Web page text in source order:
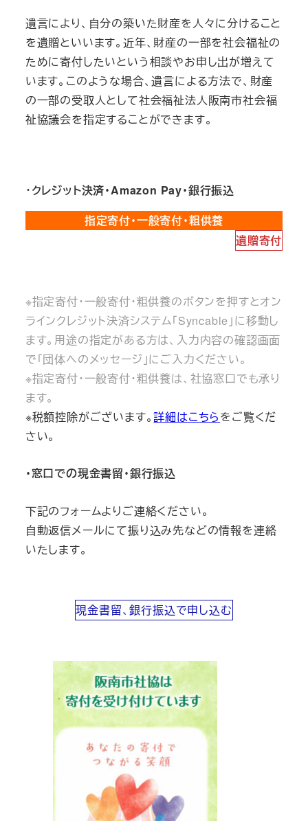
遺言により、自分の築いた財産を人々に分けること
を遺贈といいます。近年、財産の一部を社会福祉の
ために寄付したいという相談やお申し出が増えて
います。このような場合、遺言による方法で、財産
の一部の受取人として社会福祉法人阪南市社会福
祉協議会を指定することができます。
・クレジット決済・Amazon Pay・銀行振込
指定寄付・一般寄付・粗供養
遺贈寄付
※指定寄付・一般寄付・粗供養のボタンを押すとオン
ラインクレジット決済システム「Syncable」に移動し
ます。用途の指定がある方は、入力内容の確認画面
で「団体へのメッセージ」にご入力ください。
※指定寄付・一般寄付・粗供養は、社協窓口でも承り
ます。
※税額控除がございます。詳細はこちらをご覧くだ
さい。
・窓口での現金書留・銀行振込
下記のフォームよりご連絡ください。
自動返信メールにて振り込み先などの情報を連絡
いたします。
現金書留、銀行振込で申し込む